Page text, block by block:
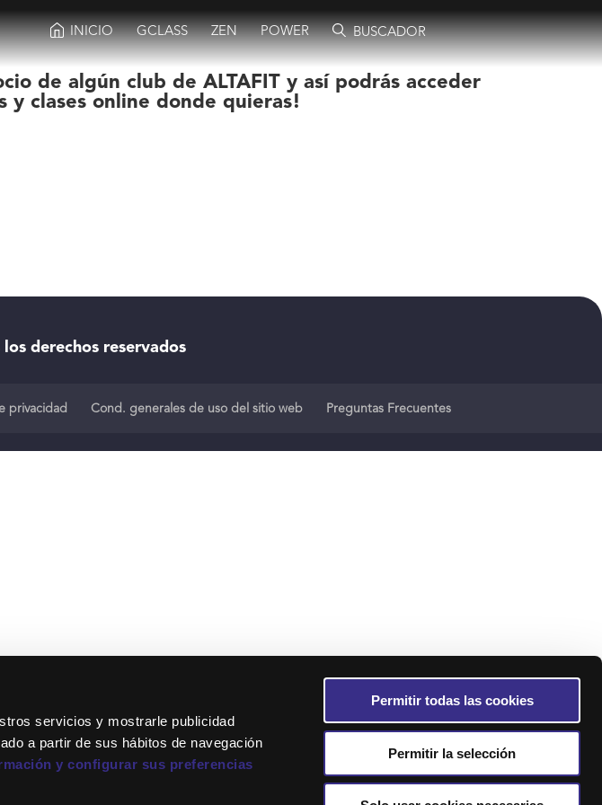
servicios y mostrarle publicidad
a partir de sus hábitos de navegación
y configurar sus preferencias
Permitir todas las cookies
Permitir la selección
INICIO GCLASS ZEN POWER BUSCADOR
de algún club de ALTAFIT y así podrás acceder
y clases online donde quieras!
derechos reservados
privacidad Cond. generales de uso del sitio web Preguntas Frecuentes